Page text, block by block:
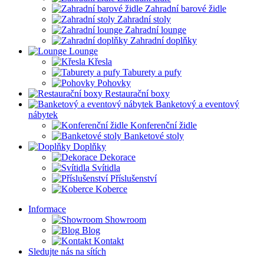
Zahradní barové židle
Zahradní stoly
Zahradní lounge
Zahradní doplňky
Lounge
Křesla
Taburety a pufy
Pohovky
Restaurační boxy
Banketový a eventový
nábytek
Konferenční židle
Banketové stoly
Doplňky
Dekorace
Svítidla
Příslušenství
Koberce
Informace
Showroom
Blog
Kontakt
Sledujte nás na sítích